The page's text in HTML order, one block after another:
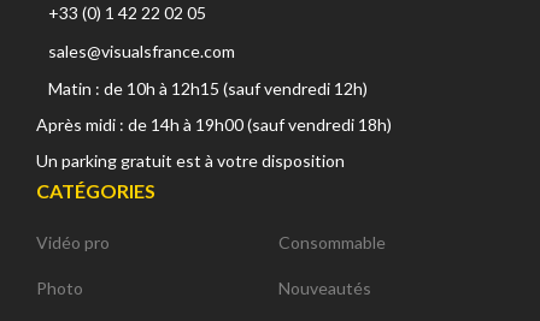
+33 (0) 1 42 22 02 05
sales@visualsfrance.com
Matin : de 10h à 12h15 (sauf vendredi 12h)
Après midi : de 14h à 19h00 (sauf vendredi 18h)
Un parking gratuit est à votre disposition
CATÉGORIES
Vidéo pro
Photo
Consommable
Nouveautés